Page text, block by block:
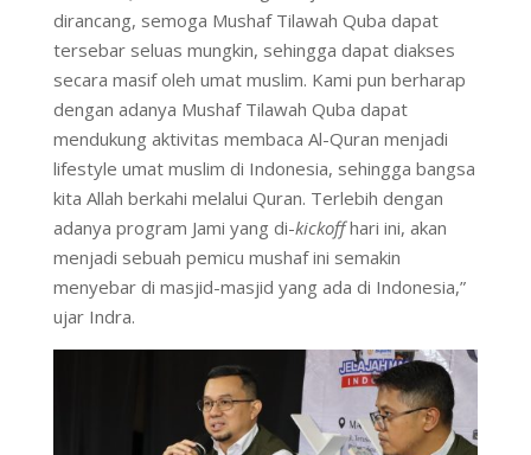
dirancang, semoga Mushaf Tilawah Quba dapat
tersebar seluas mungkin, sehingga dapat diakses
secara masif oleh umat muslim. Kami pun berharap
dengan adanya Mushaf Tilawah Quba dapat
mendukung aktivitas membaca Al-Quran menjadi
lifestyle umat muslim di Indonesia, sehingga bangsa
kita Allah berkahi melalui Quran. Terlebih dengan
adanya program Jami yang di-kickoffhari ini, akan
menjadi sebuah pemicu mushaf ini semakin
menyebar di masjid-masjid yang ada di Indonesia,”
ujar Indra.